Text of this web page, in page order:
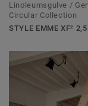
Linoleumsgulve /
Circular Collection
STYLE EMME XF²